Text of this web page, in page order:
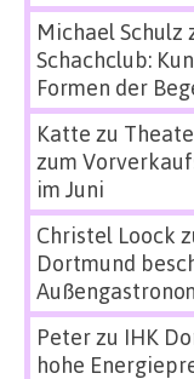
Michael Schulz
Schachclub:
Formen der
Katte zu
zum
im Juni
Christel Loock
Dortmund
Peterzu IHK
hohe